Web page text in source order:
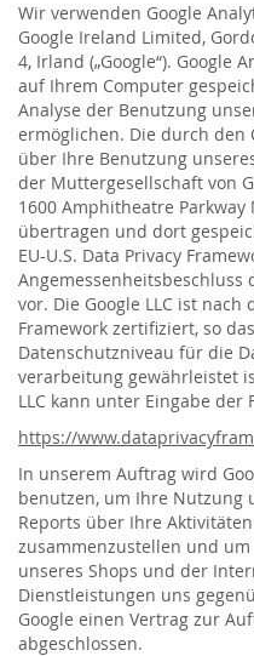
Wir verwenden Google
Google Ireland Limited,
4, Irland („Google“). Google
auf Ihrem Computer
Analyse der Benutzung
ermöglichen. Die durch den
über Ihre Benutzung
der Muttergesellschaft von
1600 Amphitheatre Parkway
übertragen und dort
EU-U.S. Data Privacy
Angemessenheitsbeschluss
vor. Die Google LLC ist nach
Framework zertifiziert, so
Datenschutzniveau für die
verarbeitung gewährleistet
LLC kann unter Eingabe
https://
In unserem Auftrag wird
benutzen, um Ihre Nutzung
Reports über Ihre
zusammenzustellen und
unseres Shops und der
Dienstleistungen uns
Google einen Vertrag zur
abgeschlossen.